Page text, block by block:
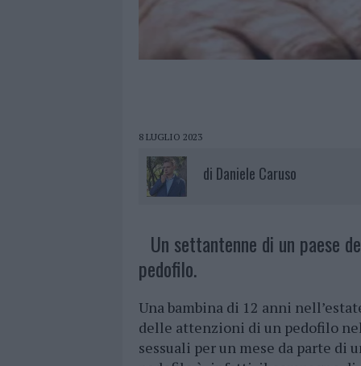
8 LUGLIO 2023
di Daniele Caruso
Un settantenne di un paese
pedofilo.
Una bambina di 12 anni
delle attenzioni di un pedofilo
sessuali per un mese da parte di